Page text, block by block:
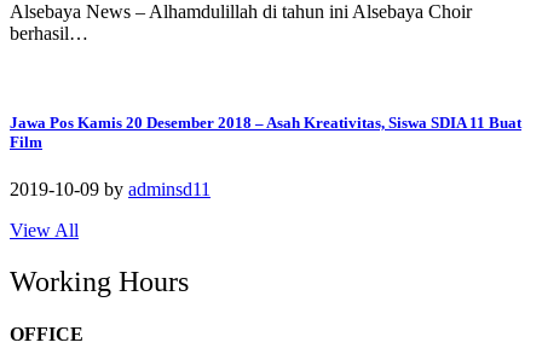
Alsebaya News – Alhamdulillah di tahun ini Alsebaya Choir
berhasil…
Jawa Pos Kamis 20 Desember 2018 – Asah Kreativitas, Siswa SDIA 11 Buat
Film
2019-10-09 by adminsd11
View All
Working Hours
OFFICE